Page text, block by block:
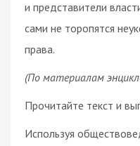
и представители
сами не торопятся
права.
(По материалам
Прочитайте текст и
Используя